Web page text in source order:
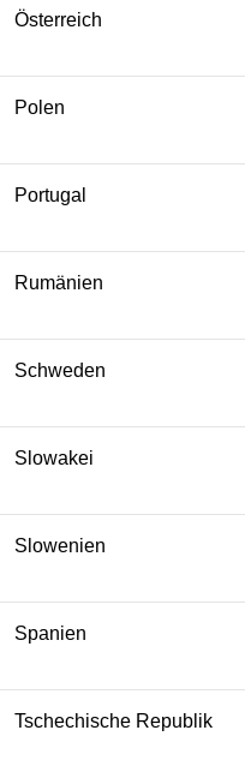
Österreich
Polen
Portugal
Rumänien
Schweden
Slowakei
Slowenien
Spanien
Tschechische Republik